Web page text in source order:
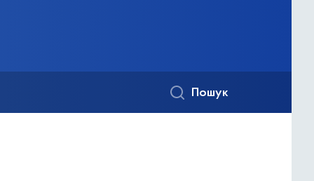
Пошук